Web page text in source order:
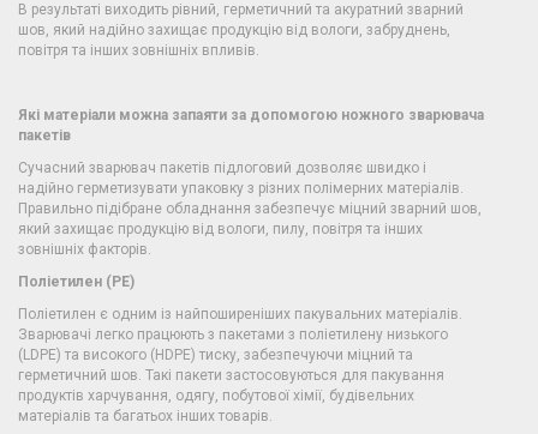
В результаті виходить рівний, герметичний та акуратний зварний
шов, який надійно захищає продукцію від вологи, забруднень,
повітря та інших зовнішніх впливів.
Які матеріали можна запаяти за допомогою ножного зварювача
пакетів
Сучасний зварювач пакетів підлоговий дозволяє швидко і
надійно герметизувати упаковку з різних полімерних матеріалів.
Правильно підібране обладнання забезпечує міцний зварний шов,
який захищає продукцію від вологи, пилу, повітря та інших
зовнішніх факторів.
Поліетилен (PE)
Поліетилен є одним із найпоширеніших пакувальних матеріалів.
Зварювачі легко працюють з пакетами з поліетилену низького
(LDPE) та високого (HDPE) тиску, забезпечуючи міцний та
герметичний шов. Такі пакети застосовуються для пакування
продуктів харчування, одягу, побутової хімії, будівельних
матеріалів та багатьох інших товарів.